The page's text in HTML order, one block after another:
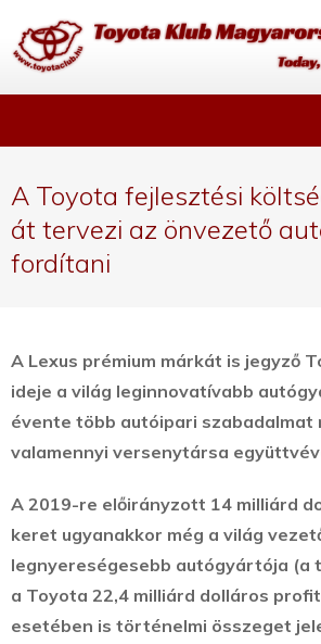
A Toyota fejlesztési
át tervezi az önvezető
fordítani
A Lexus prémium márkát is jegyző
ideje a világ leginnovatívabb
évente több autóipari szabadalmat
valamennyi versenytársa
A 2019-re előirányzott 14 milliárd
keret ugyanakkor még a világ
legnyereségesebb autógyártója (a
a Toyota 22,4 milliárd dolláros
esetében is történelmi összeget